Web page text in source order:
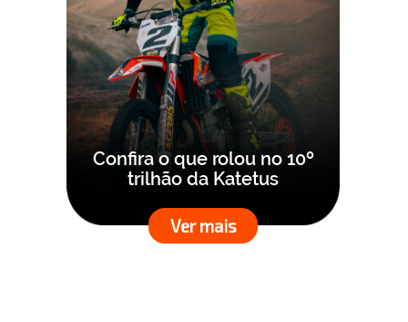
Confira o que rolou no 10º
trilhão da Katetus
Ver mais